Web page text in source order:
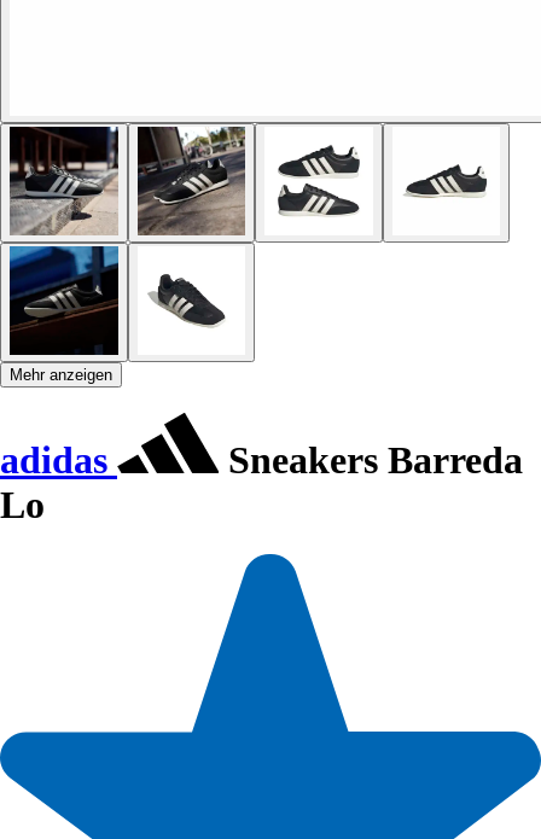
Mehr anzeigen
adidas
Sneakers Barreda
Lo